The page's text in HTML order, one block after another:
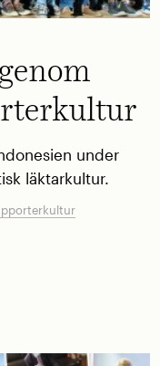
under
läktarkultur.